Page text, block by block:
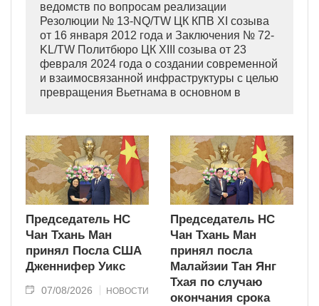
ведомств по вопросам реализации
Резолюции № 13-NQ/TW ЦК КПВ XI созыва
от 16 января 2012 года и Заключения № 72-
KL/TW Политбюро ЦК XIII созыва от 23
февраля 2024 года о создании современной
и взаимосвязанной инфраструктуры с целью
превращения Вьетнама в основном в
Председатель НС
Чан Тхань Ман
принял Посла США
Дженнифер Уикс
07/08/2026 НОВОСТИ
Председатель НС
Чан Тхань Ман
принял посла
Малайзии Тан Янг
Тхая по случаю
окончания срока